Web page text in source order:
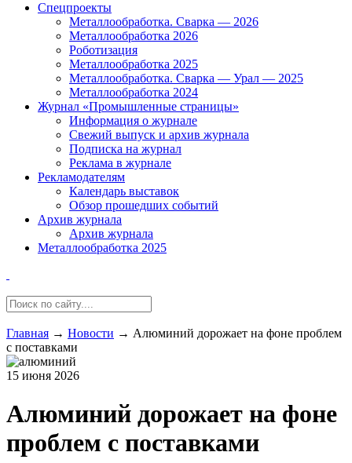
Спецпроекты
Металлообработка. Сварка — 2026
Металлообработка 2026
Роботизация
Металлообработка 2025
Металлообработка. Сварка — Урал — 2025
Металлообработка 2024
Журнал «Промышленные страницы»
Информация о журнале
Свежий выпуск и архив журнала
Подписка на журнал
Реклама в журнале
Рекламодателям
Календарь выставок
Обзор прошедших событий
Архив журнала
Архив журнала
Металлообработка 2025
Главная → Новости → Алюминий дорожает на фоне проблем
с поставками
15 июня 2026
Алюминий дорожает на фоне
проблем с поставками